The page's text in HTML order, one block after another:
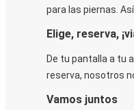
para las piernas.
Elige, reserva,
De tu pantalla a tu
reserva, nosotros
Vamos juntos